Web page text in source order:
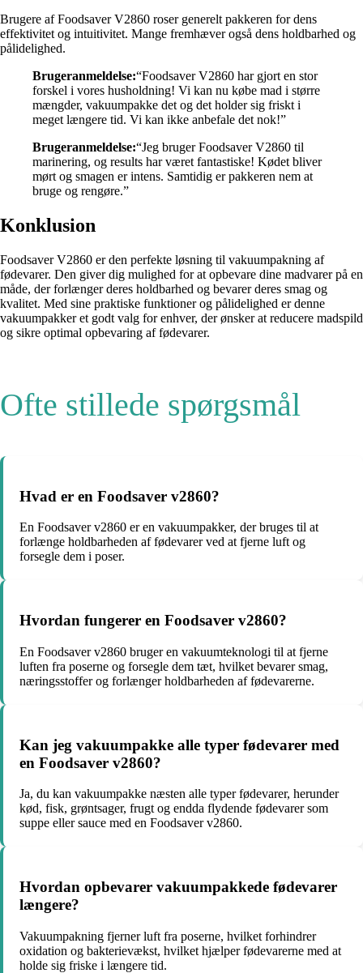
Brugere af Foodsaver V2860 roser generelt pakkeren for dens
effektivitet og intuitivitet. Mange fremhæver også dens holdbarhed og
pålidelighed.
Brugeranmeldelse:“Foodsaver V2860 har gjort en stor
forskel i vores husholdning! Vi kan nu købe mad i større
mængder, vakuumpakke det og det holder sig friskt i
meget længere tid. Vi kan ikke anbefale det nok!”
Brugeranmeldelse:“Jeg bruger Foodsaver V2860 til
marinering, og results har været fantastiske! Kødet bliver
mørt og smagen er intens. Samtidig er pakkeren nem at
bruge og rengøre.”
Konklusion
Foodsaver V2860 er den perfekte løsning til vakuumpakning af
fødevarer. Den giver dig mulighed for at opbevare dine madvarer på en
måde, der forlænger deres holdbarhed og bevarer deres smag og
kvalitet. Med sine praktiske funktioner og pålidelighed er denne
vakuumpakker et godt valg for enhver, der ønsker at reducere madspild
og sikre optimal opbevaring af fødevarer.
Ofte stillede spørgsmål
Hvad er en Foodsaver v2860?
En Foodsaver v2860 er en vakuumpakker, der bruges til at
forlænge holdbarheden af ​​fødevarer ved at fjerne luft og
forsegle dem i poser.
Hvordan fungerer en Foodsaver v2860?
En Foodsaver v2860 bruger en vakuumteknologi til at fjerne
luften fra poserne og forsegle dem tæt, hvilket bevarer smag,
næringsstoffer og forlænger holdbarheden af fødevarerne.
Kan jeg vakuumpakke alle typer fødevarer med
en Foodsaver v2860?
Ja, du kan vakuumpakke næsten alle typer fødevarer, herunder
kød, fisk, grøntsager, frugt og endda flydende fødevarer som
suppe eller sauce med en Foodsaver v2860.
Hvordan opbevarer vakuumpakkede fødevarer
længere?
Vakuumpakning fjerner luft fra poserne, hvilket forhindrer
oxidation og bakterievækst, hvilket hjælper fødevarerne med at
holde sig friske i længere tid.